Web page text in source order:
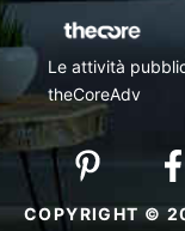
Le attività
theCoreAdv
COPYRIGHT ©